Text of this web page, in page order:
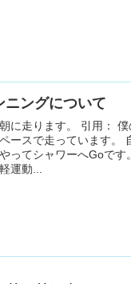
ニングについて
に走ります。 引用：
ースで走っています。
ってシャワーへGoで
運動...